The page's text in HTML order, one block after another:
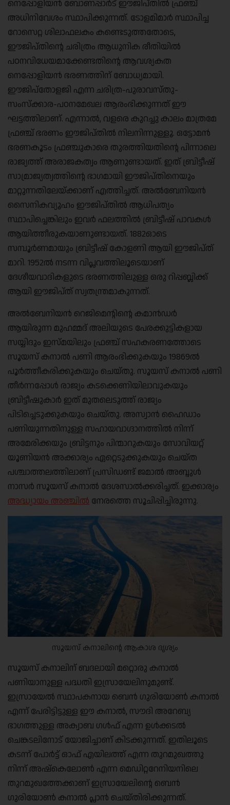
നെപ്പോളിയൻ ബോണപ്പാർട് ഈജിപ്തിൽ ഫ്രഞ്ച്
അധിനിവേശം സ്ഥാപിക്കുന്നത്. ടോളമിമാർ സ്ഥാപിച്ച
റോസെറ്റ ശിലാഫലകം കണ്ടെടുത്തതോടെ,
ഈജിപ്തിന്റെ ചരിത്രം ആധുനിക രീതിയിൽ
പഠനവിധേയമാക്കേണ്ടതിന്റെ ആവശ്യകത
നെപ്പോളിയൻ ഭരണത്തിന് ബോധ്യമായി.
ഈജിപ്‌തോളജി എന്ന ചരിത്ര-പുരാവസ്തു-
സംസ്‌ക്കാര-പഠനമേഖല ആരംഭിക്കുന്നത് ഈ
ഘട്ടത്തിലാണ്. എന്നാൽ, വളരെ കുറച്ചു കാലം മാത്രമേ
ഫ്രഞ്ച് ഭരണം ഈജിപ്തിൽ നിലനിന്നുള്ളൂ. ഒട്ടോമൻ
ഭരണകൂടം ഫ്രഞ്ചുകാരെ തുരത്തിയതിന്റെ പിന്നാലെ
രാജ്യത്ത് അരാജകത്വം ആണുണ്ടായത്. ഇത് ബ്രിട്ടീഷ്
സാമ്രാജ്യത്വത്തിന്റെ ഭാഗമായി ഈജിപ്തിനെയും
മാറ്റുന്നതിലേയ്ക്കാണ് എത്തിച്ചത്. അൽബേനിയൻ
സൈനികവ്യൂഹം ഈജിപ്തിൽ ആധിപത്യം
സ്ഥാപിച്ചെങ്കിലും ഇവർ ഫലത്തിൽ ബ്രിട്ടീഷ് പാവകൾ
ആയിത്തീരുകയാണുണ്ടായത്. 1882ഓടെ
സമ്പൂർണമായും ബ്രിട്ടീഷ് കോളണി ആയി ഈജിപ്ത്
മാറി. 1952ൽ നടന്ന വിപ്ലവത്തിലൂടെയാണ്
ദേശീയവാദികളുടെ ഭരണത്തിലുള്ള ഒരു റിപ്പബ്ലിക്ക്
ആയി ഈജിപ്ത് സ്വതന്ത്രമാകുന്നത്.
അൽബേനിയൻ റെജിമെന്റിന്റെ കമാൻഡർ
ആയിരുന്ന മുഹമ്മദ് അലിയുടെ പേരക്കുട്ടികളായ
സയ്യിദും ഇസ്മയിലും ഫ്രഞ്ച് സഹകരണത്തോടെ
സൂയസ് കനാൽ പണി ആരംഭിക്കുകയും 19869ൽ
പൂർത്തീകരിക്കുകയും ചെയ്തു. സൂയസ് കനാൽ പണി
തീർന്നപ്പോൾ രാജ്യം കടക്കെണിയിലാവുകയും
ബ്രിട്ടീഷുകാർ ഇത് മുതലെടുത്ത് രാജ്യം
പിടിച്ചെടുക്കുകയും ചെയ്തു. അസ്വാൻ ഹൈഡാം
പണിയുന്നതിനുള്ള സഹായവാഗ്ദാനത്തിൽ നിന്ന്
അമേരിക്കയും ബ്രിട്ടനും പിന്മാറുകയും സോവിയറ്റ്
യൂണിയൻ അക്കാര്യം ഏറ്റെടുക്കുകയും ചെയ്ത
പശ്ചാത്തലത്തിലാണ് പ്രസിഡണ്ട് ജമാൽ അബ്ദുൾ
നാസർ സൂയസ് കനാൽ ദേശസാൽക്കരിച്ചത്. ഇക്കാര്യം
അദ്ധ്യായം അഞ്ചിൽ നേരത്തെ സൂചിപ്പിച്ചിരുന്നു.
സൂയസ് കനാലിന്റെ ആകാശ ദൃശ്യം
സൂയസ് കനാലിന് ബദലായി മറ്റൊരു കനാൽ
പണിയാനുള്ള പദ്ധതി ഇസ്രായേലിനുമുണ്ട്.
ഇസ്രായേൽ സ്ഥാപകനായ ബെൻ ഗുരിയോൺ കനാൽ
എന്ന് പേരിട്ടിട്ടുള്ള ഈ കനാൽ, സൗദി അറേബ്യ
ഭാഗത്തുള്ള അക്വാബ ഗൾഫ് എന്ന ഉൾക്കടൽ
ചെങ്കടലിനോട് യോജിച്ചാണ് കിടക്കുന്നത്. ഇതിലൂടെ
കടന്ന് പോർട്ട് ഓഫ് എയിലത്ത് എന്ന തുറമുഖത്തു
നിന്ന് അഷ്‌കെലോൺ എന്ന മെഡിറ്ററേനിയനിലെ
തുറമുഖത്തേക്കാണ് ഇസ്രായേലിന്റെ ബെൻ
ഗുരിയോൺ കനാൽ പ്ലാൻ ചെയ്തിരിക്കുന്നത്.